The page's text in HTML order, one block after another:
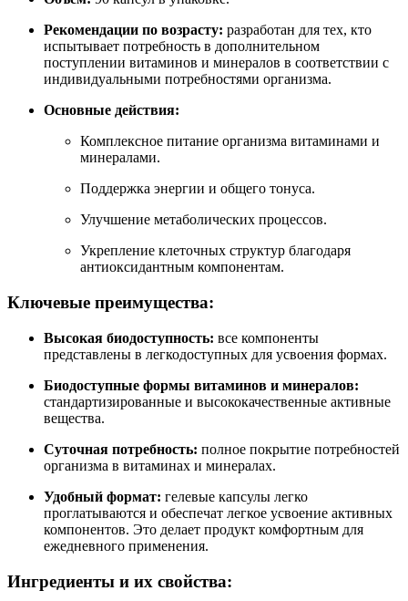
Рекомендации по возрасту: разработан для тех, кто
испытывает потребность в дополнительном
поступлении витаминов и минералов в соответствии с
индивидуальными потребностями организма.
Основные действия:
Комплексное питание организма витаминами и
минералами.
Поддержка энергии и общего тонуса.
Улучшение метаболических процессов.
Укрепление клеточных структур благодаря
антиоксидантным компонентам.
Ключевые преимущества:
Высокая биодоступность: все компоненты
представлены в легкодоступных для усвоения формах.
Биодоступные формы витаминов и минералов:
стандартизированные и высококачественные активные
вещества.
Суточная потребность: полное покрытие потребностей
организма в витаминах и минералах.
Удобный формат: гелевые капсулы легко
проглатываются и обеспечат легкое усвоение активных
компонентов. Это делает продукт комфортным для
ежедневного применения.
Ингредиенты и их свойства: